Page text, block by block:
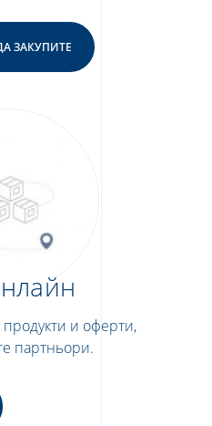
ЗАКУПИТЕ
и оферти,
партньори.